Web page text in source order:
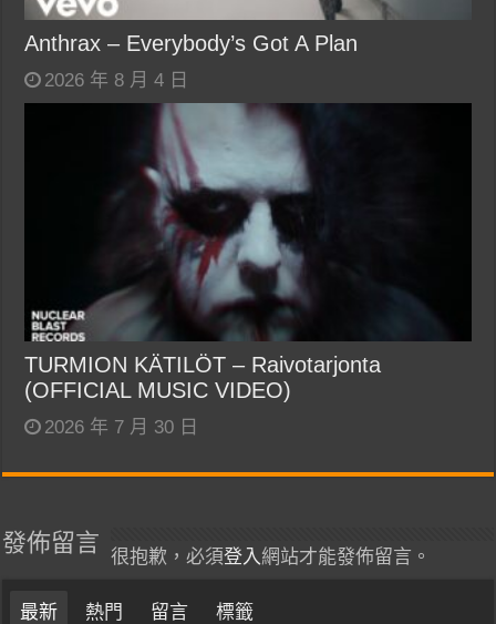
Anthrax – Everybody’s Got A Plan
2026 年 8 月 4 日
TURMION KÄTILÖT – Raivotarjonta
(OFFICIAL MUSIC VIDEO)
2026 年 7 月 30 日
發佈留言
很抱歉，必須登入網站才能發佈留言。
最新 熱門 留言 標籤